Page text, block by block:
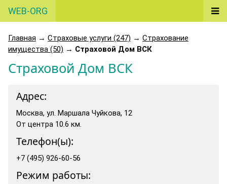
WEB-ORG
Главная → Страховые услуги (247) → Страхование
имущества (50) → Страховой Дом ВСК
Страховой Дом ВСК
Адрес:
Москва, ул. Маршала Чуйкова, 12
От центра 10.6 км.
Телефон(ы):
+7 (495) 926-60-56
Режим работы: